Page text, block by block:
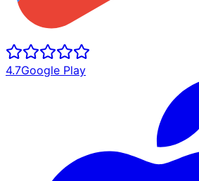
4.7Google Play